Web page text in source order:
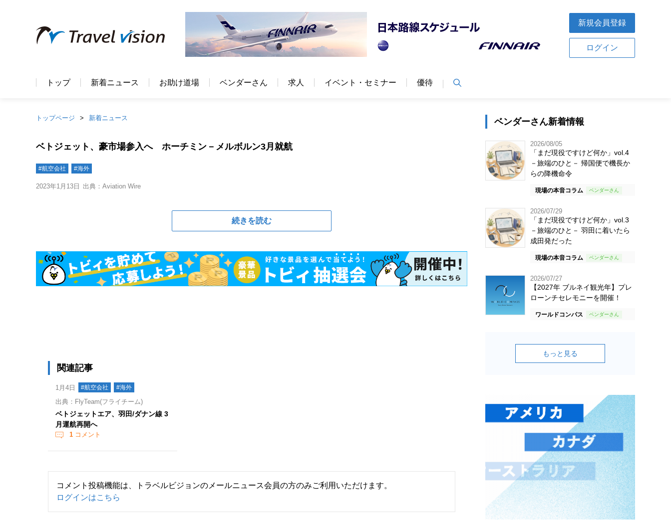
新規会員登録
ログイン
トップ 新着ニュース お助け道場 ベンダーさん 求人 イベント・セミナー 優待
トップページ 新着ニュース
ベトジェット、豪市場参入へ ホーチミン－メルボルン3月就航
#航空会社 #海外
2023年1月13日 出典：Aviation Wire
続きを読む
関連記事
1月4日 #航空会社 #海外
出典：FlyTeam(フライチーム)
ベトジェットエア、羽田/ダナン線 3
月運航再開へ
1 コメント
コメント投稿機能は、トラベルビジョンのメールニュース会員の方のみご利用いただけます。
ログインはこちら
ベンダーさん新着情報
2026/08/05
「まだ現役ですけど何か」vol.4
－旅端のひと－ 帰国便で機長か
らの降機命令
現場の本音コラム
2026/07/29
「まだ現役ですけど何か」vol.3
－旅端のひと－ 羽田に着いたら
成田発だった
現場の本音コラム
2026/07/27
【2027年 ブルネイ観光年】プレ
ローンチセレモニーを開催！
ワールドコンパス
もっと見る